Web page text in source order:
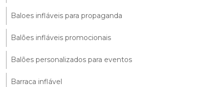
Baloes infláveis para propaganda
Balões infláveis promocionais
Balões personalizados para eventos
Barraca inflável